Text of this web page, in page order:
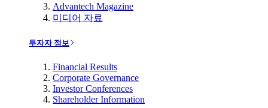
Advantech Magazine
미디어 자료
투자자 정보
Financial Results
Corporate Governance
Investor Conferences
Shareholder Information